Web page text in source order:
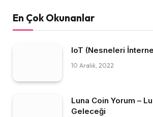
En Çok Okunanlar
IoT (Nesneleri
10 Aralık, 2022
Luna Coin Yorum –
Geleceği